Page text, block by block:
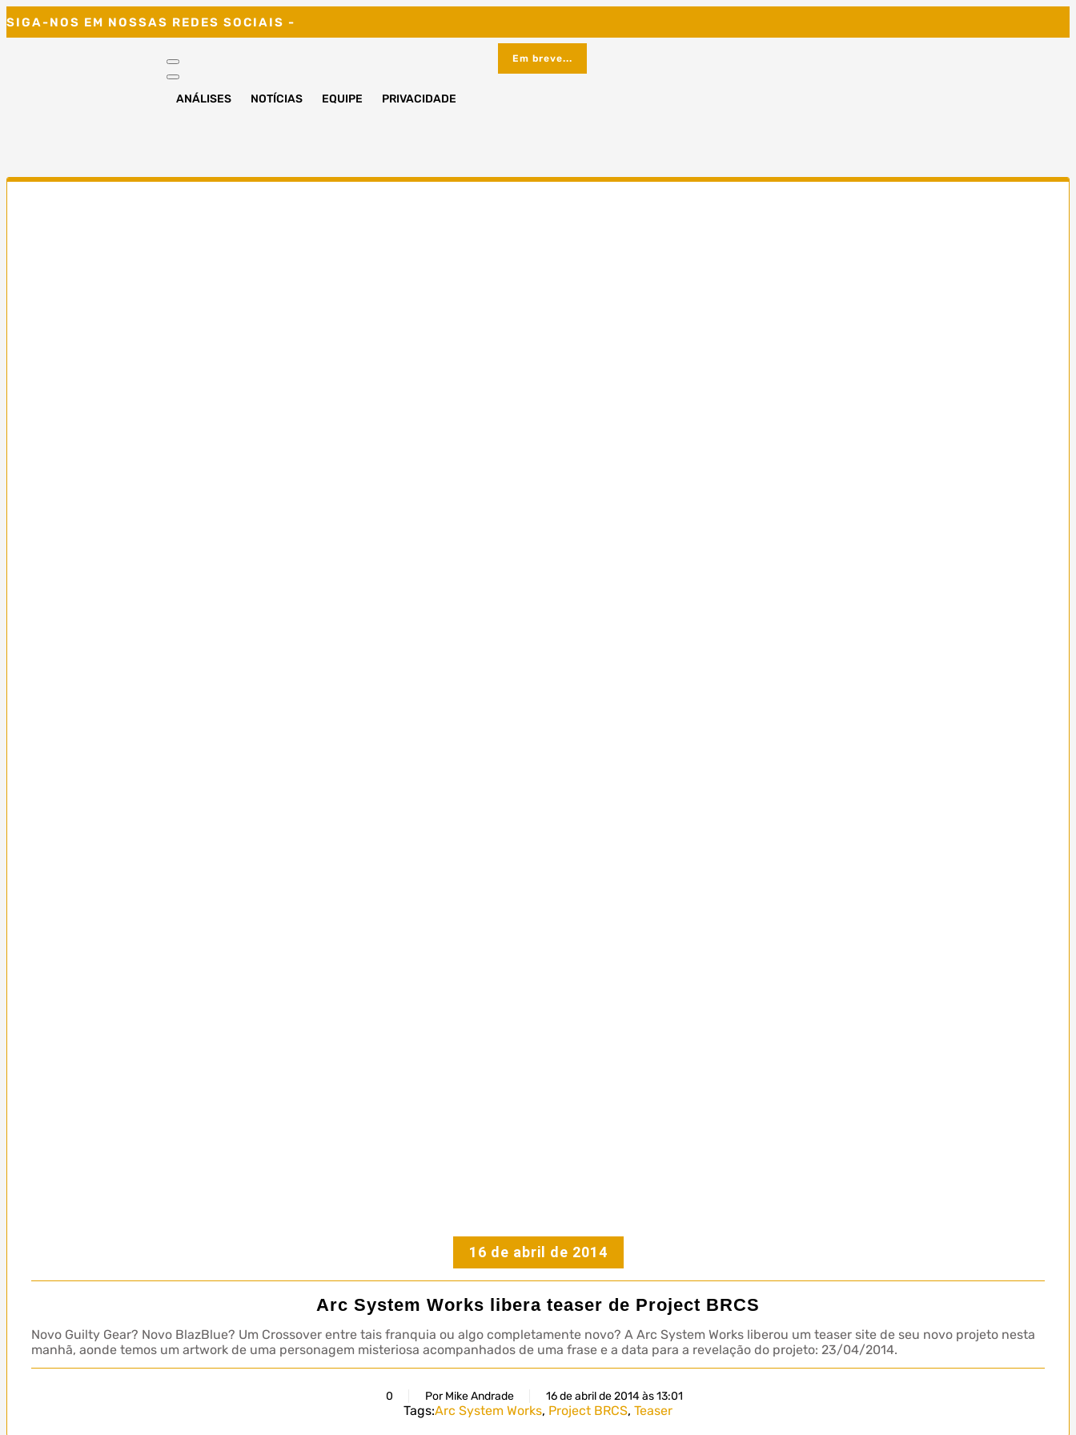
to
SIGA-NOS EM NOSSAS REDES SOCIAIS -
ANÁLISES NOTÍCIAS EQUIPE PRIVACIDADE
Em breve...
16 de abril de 2014
Arc System Works libera teaser de Project BRCS
Novo Guilty Gear? Novo BlazBlue? Um Crossover entre tais franquia ou algo completamente novo? A Arc System Works liberou um teaser site de seu novo projeto nesta
manhã, aonde temos um artwork de uma personagem misteriosa acompanhados de uma frase e a data para a revelação do projeto: 23/04/2014.
0 Por Mike Andrade 16 de abril de 2014 às 13:01
Tags:Arc System Works, Project BRCS, Teaser